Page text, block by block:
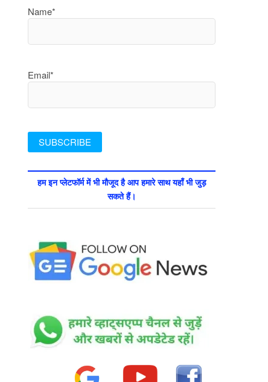
Name*
Email*
हम इन प्लेटफॉर्म में भी मौजूद है आप हमारे साथ यहाँ भी जुड़
सकते हैं।